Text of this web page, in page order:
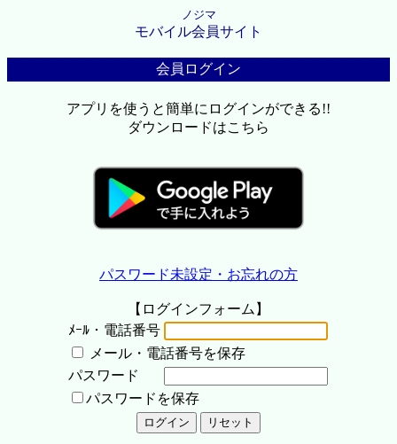
ノジマ
モバイル会員サイト
会員ログイン
アプリを使うと簡単にログインができる!!
ダウンロードはこちら
パスワード未設定・お忘れの方
【ログインフォーム】
ﾒｰﾙ・電話番号
メール・電話番号を保存
パスワード
パスワードを保存